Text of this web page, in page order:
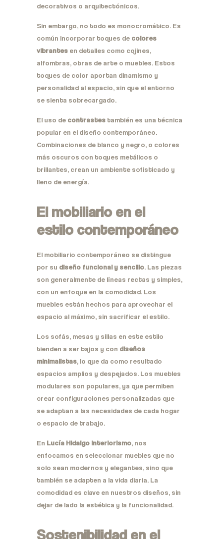
decorativos o arquitectónicos.
Sin embargo, no todo es monocromático. Es
común incorporar toques de colores
vibrantes en detalles como cojines,
alfombras, obras de arte o muebles. Estos
toques de color aportan dinamismo y
personalidad al espacio, sin que el entorno
se sienta sobrecargado.
El uso de contrastes también es una técnica
popular en el diseño contemporáneo.
Combinaciones de blanco y negro, o colores
más oscuros con toques metálicos o
brillantes, crean un ambiente sofisticado y
lleno de energía.
El mobiliario en el
estilo contemporáneo
El mobiliario contemporáneo se distingue
por su diseño funcional y sencillo. Las piezas
son generalmente de líneas rectas y simples,
con un enfoque en la comodidad. Los
muebles están hechos para aprovechar el
espacio al máximo, sin sacrificar el estilo.
Los sofás, mesas y sillas en este estilo
tienden a ser bajos y con diseños
minimalistas, lo que da como resultado
espacios amplios y despejados. Los muebles
modulares son populares, ya que permiten
crear configuraciones personalizadas que
se adaptan a las necesidades de cada hogar
o espacio de trabajo.
En Lucía Hidalgo Interiorismo, nos
enfocamos en seleccionar muebles que no
solo sean modernos y elegantes, sino que
también se adapten a la vida diaria. La
comodidad es clave en nuestros diseños, sin
dejar de lado la estética y la funcionalidad.
Sostenibilidad en el